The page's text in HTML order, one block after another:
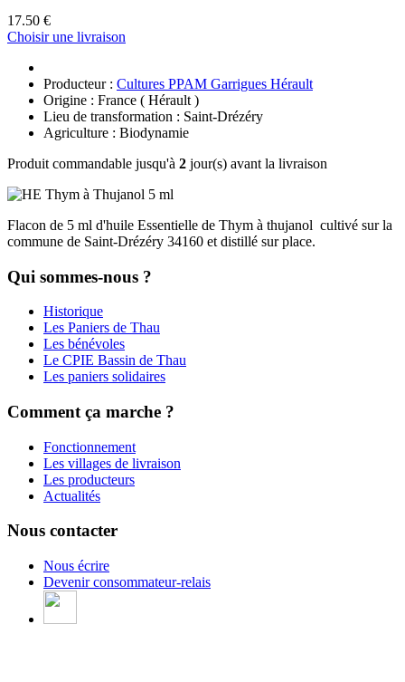
17.50 €
Choisir une livraison
Producteur : Cultures PPAM Garrigues Hérault
Origine : France ( Hérault )
Lieu de transformation : Saint-Drézéry
Agriculture : Biodynamie
Produit commandable jusqu'à 2 jour(s) avant la livraison
Flacon de 5 ml d'huile Essentielle de Thym à thujanol cultivé sur la
commune de Saint-Drézéry 34160 et distillé sur place.
Qui sommes-nous ?
Historique
Les Paniers de Thau
Les bénévoles
Le CPIE Bassin de Thau
Les paniers solidaires
Comment ça marche ?
Fonctionnement
Les villages de livraison
Les producteurs
Actualités
Nous contacter
Nous écrire
Devenir consommateur-relais